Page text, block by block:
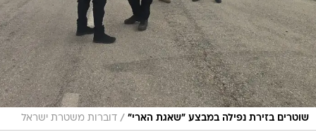
שוטרים בזירת נפילה במבצע "שאגת הארי" / דוברות משטרת ישראל